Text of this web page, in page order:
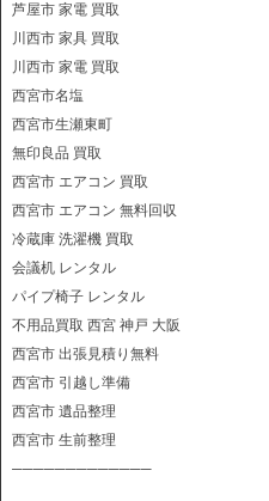
芦屋市 家電 買取
川西市 家具 買取
川西市 家電 買取
西宮市名塩
西宮市生瀬東町
無印良品 買取
西宮市 エアコン 買取
西宮市 エアコン 無料回収
冷蔵庫 洗濯機 買取
会議机 レンタル
パイプ椅子 レンタル
不用品買取 西宮 神戸 大阪
西宮市 出張見積り無料
西宮市 引越し準備
西宮市 遺品整理
西宮市 生前整理
─────────────